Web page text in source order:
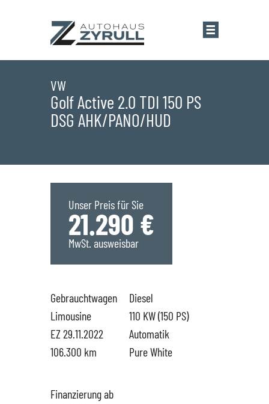
Startseite
Standorte
Saarwellingen
St. Wendel
Hüttigweiler
Marken
Übersicht
SEAT
CUPRA
Service
Gewerbekunden
Probefahrt
VW
Golf Active 2.0 TDI 150 PS
DSG AHK/PANO/HUD
Unser Preis für Sie
21.290 €
MwSt. ausweisbar
Gebrauchtwagen
Limousine
EZ 29.11.2022
106.300 km
Diesel
110 KW (150 PS)
Automatik
Pure White
Finanzierung ab